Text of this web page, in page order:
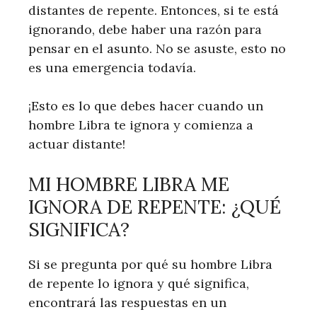
distantes de repente. Entonces, si te está
ignorando, debe haber una razón para
pensar en el asunto. No se asuste, esto no
es una emergencia todavía.
¡Esto es lo que debes hacer cuando un
hombre Libra te ignora y comienza a
actuar distante!
MI HOMBRE LIBRA ME
IGNORA DE REPENTE: ¿QUÉ
SIGNIFICA?
Si se pregunta por qué su hombre Libra
de repente lo ignora y qué significa,
encontrará las respuestas en un